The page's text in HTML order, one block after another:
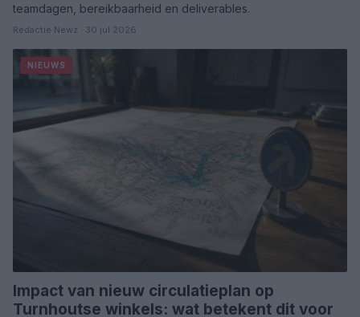
teamdagen, bereikbaarheid en deliverables.
Redactie Newz · 30 jul 2026
NIEUWS
Impact van nieuw circulatieplan op
Turnhoutse winkels: wat betekent dit voor